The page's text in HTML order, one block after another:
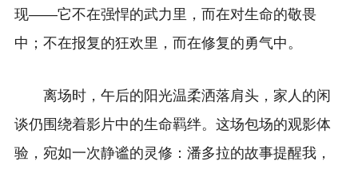
现——它不在强悍的武力里，而在对生命的敬畏
中；不在报复的狂欢里，而在修复的勇气中。
离场时，午后的阳光温柔洒落肩头，家人的闲
谈仍围绕着影片中的生命羁绊。这场包场的观影体
验，宛如一次静谧的灵修：潘多拉的故事提醒我，